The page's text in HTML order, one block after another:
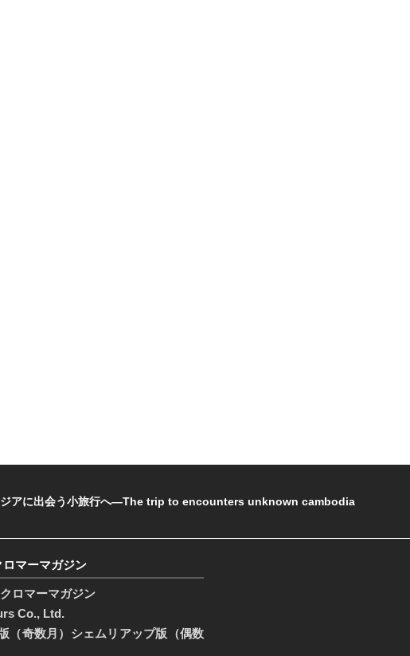
ジアに出会う小旅行へ―The trip to encounters unknown cambodia
マーマガジン
ロマーマガジン
Co., Ltd.
（奇数月）シェムリアップ版（偶数